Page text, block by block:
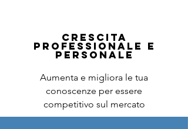
CRESCITA
PROFESSIONALE E
PERSONALE
Aumenta e migliora le tua
conoscenze per essere
competitivo sul mercato